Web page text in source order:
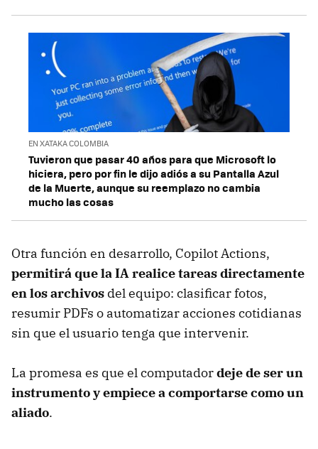
EN XATAKA COLOMBIA
Tuvieron que pasar 40 años para que Microsoft lo
hiciera, pero por fin le dijo adiós a su Pantalla Azul
de la Muerte, aunque su reemplazo no cambia
mucho las cosas
Otra función en desarrollo, Copilot Actions,
permitirá que la IA realice tareas directamente
en los archivos del equipo: clasificar fotos,
resumir PDFs o automatizar acciones cotidianas
sin que el usuario tenga que intervenir.
La promesa es que el computadordeje de ser un
instrumento y empiece a comportarse como un
aliado.